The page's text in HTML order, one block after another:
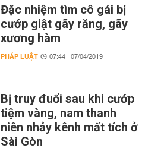
Đặc nhiệm tìm cô gái bị
cướp giật gãy răng, gãy
xương hàm
PHÁP LUẬT 07:44 | 07/04/2019
Bị truy đuổi sau khi cướp
tiệm vàng, nam thanh
niên nhảy kênh mất tích ở
Sài Gòn